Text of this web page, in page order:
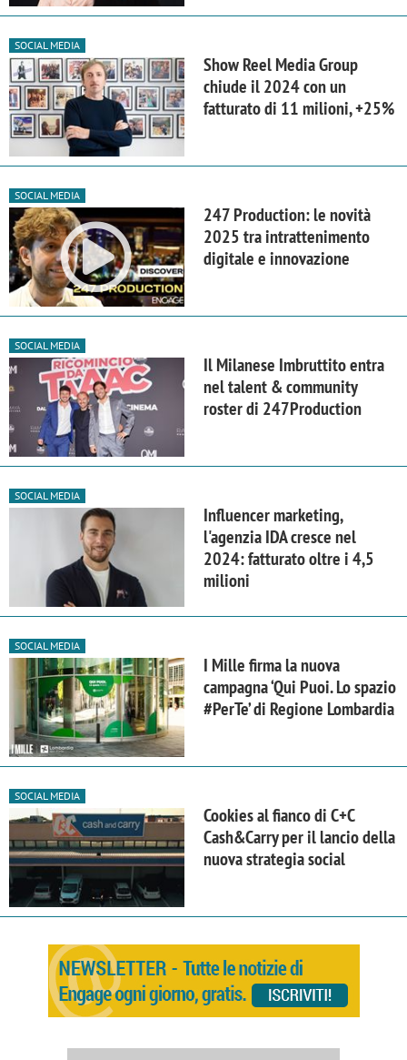
SOCIAL MEDIA
Show Reel Media Group
chiude il 2024 con un
fatturato di 11 milioni, +25%
SOCIAL MEDIA
247 Production: le novità
2025 tra intrattenimento
digitale e innovazione
SOCIAL MEDIA
Il Milanese Imbruttito entra
nel talent & community
roster di 247Production
SOCIAL MEDIA
Influencer marketing,
l'agenzia IDA cresce nel
2024: fatturato oltre i 4,5
milioni
SOCIAL MEDIA
I Mille firma la nuova
campagna ‘Qui Puoi. Lo spazio
#PerTe’ di Regione Lombardia
SOCIAL MEDIA
Cookies al fianco di C+C
Cash&Carry per il lancio della
nuova strategia social